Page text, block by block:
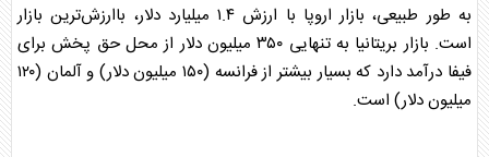
به طور طبیعی، بازار اروپا با ارزش ۱.۴ میلیارد دلار، باارزش‌ترین بازار
است. بازار بریتانیا به تنهایی ۳۵۰ میلیون دلار از محل حق پخش برای
فیفا درآمد دارد که بسیار بیشتر از فرانسه (۱۵۰ میلیون دلار) و آلمان (۱۲۰
میلیون دلار) است.